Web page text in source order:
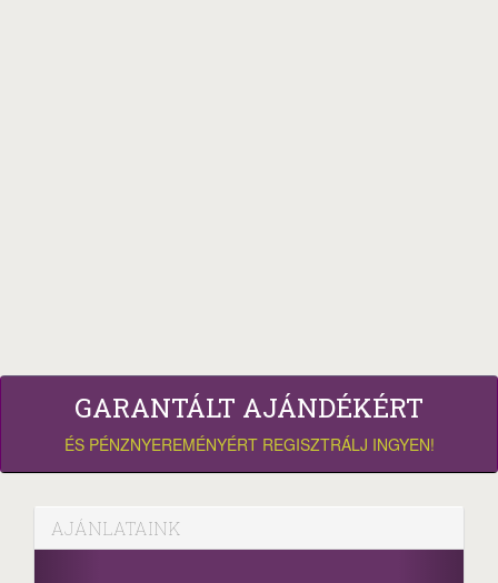
GARANTÁLT AJÁNDÉKÉRT
ÉS PÉNZNYEREMÉNYÉRT REGISZTRÁLJ INGYEN!
AJÁNLATAINK